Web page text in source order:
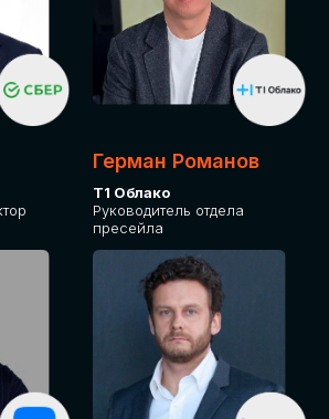
Герман Романов
Т1 Облако
Руководитель отдела
пресейла